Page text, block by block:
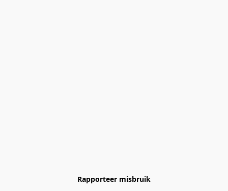
Rapporteer misbruik